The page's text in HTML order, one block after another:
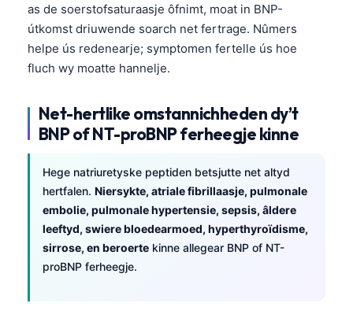
as de soerstofsaturaasje ôfnimt, moat in BNP-
útkomst driuwende soarch net fertrage. Nûmers
helpe ús redenearje; symptomen fertelle ús hoe
fluch wy moatte hannelje.
Net-hertlike omstannichheden dy’t
BNP of NT-proBNP ferheegje kinne
Hege natriuretyske peptiden betsjutte net altyd
hertfalen. Niersykte, atriale fibrillaasje, pulmonale
embolie, pulmonale hypertensie, sepsis, âldere
leeftyd, swiere bloedearmoed, hyperthyroïdisme,
sirrose, en beroerte kinne allegear BNP of NT-
proBNP ferheegje.
मराठी
తెలుగు
தமிழ்
ગુજરાતી
ಕನ್ನಡ
Bahasa Melayu
Tagalog
ไทย
ဗမာစာ